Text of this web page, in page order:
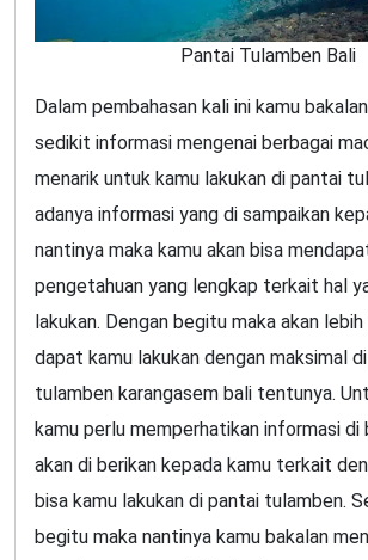
Pantai Tulamben Bali
Dalam pembahasan kali ini kamu
sedikit informasi mengenai berbagai
menarik untuk kamu lakukan di pantai
adanya informasi yang di sampaikan
nantinya maka kamu akan bisa
pengetahuan yang lengkap terkait hal
lakukan. Dengan begitu maka akan
dapat kamu lakukan dengan maksimal
tulamben karangasem bali tentunya.
kamu perlu memperhatikan informasi di
akan di berikan kepada kamu terkait
bisa kamu lakukan di pantai tulamben.
begitu maka nantinya kamu bakalan